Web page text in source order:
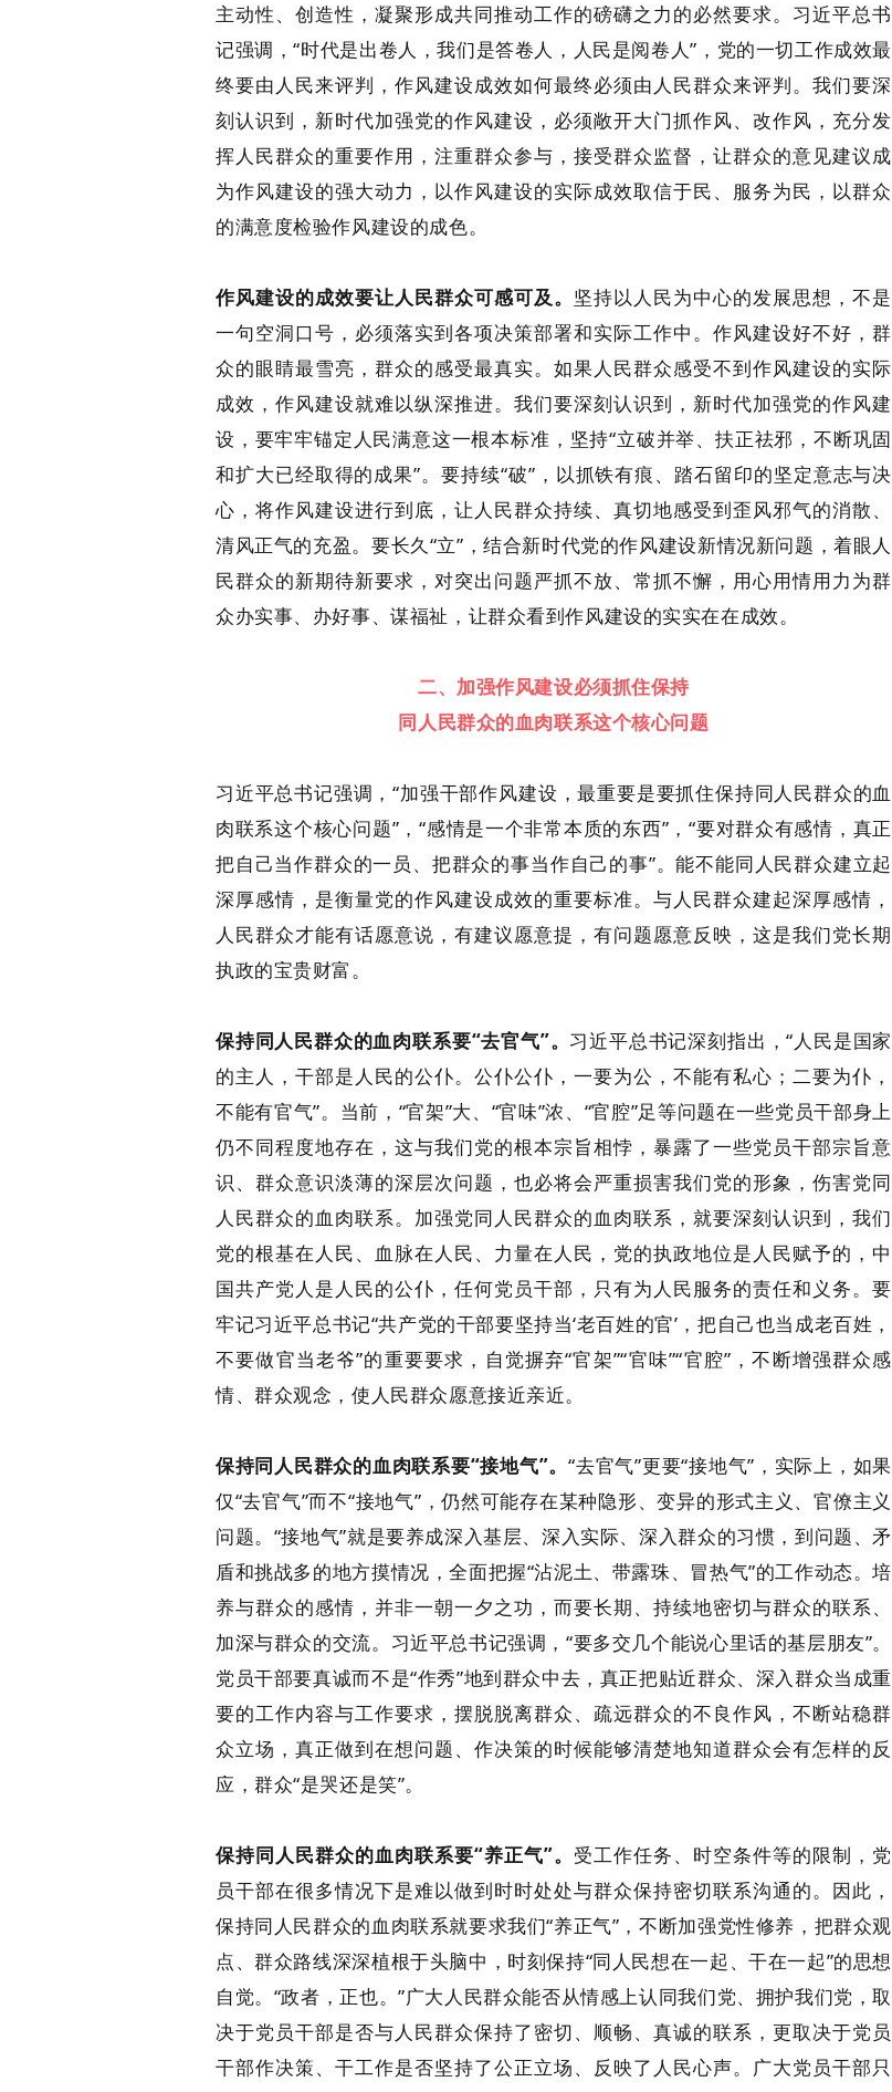
主动性、创造性，凝聚形成共同推动工作的磅礴之力的必然要求。习近平总书
记强调，“时代是出卷人，我们是答卷人，人民是阅卷人”，党的一切工作成效最
终要由人民来评判，作风建设成效如何最终必须由人民群众来评判。我们要深
刻认识到，新时代加强党的作风建设，必须敞开大门抓作风、改作风，充分发
挥人民群众的重要作用，注重群众参与，接受群众监督，让群众的意见建议成
为作风建设的强大动力，以作风建设的实际成效取信于民、服务为民，以群众
的满意度检验作风建设的成色。
作风建设的成效要让人民群众可感可及。 坚持以人民为中心的发展思想，不是
一句空洞口号，必须落实到各项决策部署和实际工作中。作风建设好不好，群
众的眼睛最雪亮，群众的感受最真实。如果人民群众感受不到作风建设的实际
成效，作风建设就难以纵深推进。我们要深刻认识到，新时代加强党的作风建
设，要牢牢锚定人民满意这一根本标准，坚持“立破并举、扶正祛邪，不断巩固
和扩大已经取得的成果”。要持续“破”，以抓铁有痕、踏石留印的坚定意志与决
心，将作风建设进行到底，让人民群众持续、真切地感受到歪风邪气的消散、
清风正气的充盈。要长久“立”，结合新时代党的作风建设新情况新问题，着眼人
民群众的新期待新要求，对突出问题严抓不放、常抓不懈，用心用情用力为群
众办实事、办好事、谋福祉，让群众看到作风建设的实实在在成效。
二、加强作风建设必须抓住保持
同人民群众的血肉联系这个核心问题
习近平总书记强调，“加强干部作风建设，最重要是要抓住保持同人民群众的血
肉联系这个核心问题”，“感情是一个非常本质的东西”，“要对群众有感情，真正
把自己当作群众的一员、把群众的事当作自己的事”。能不能同人民群众建立起
深厚感情，是衡量党的作风建设成效的重要标准。与人民群众建起深厚感情，
人民群众才能有话愿意说，有建议愿意提，有问题愿意反映，这是我们党长期
执政的宝贵财富。
保持同人民群众的血肉联系要“去官气”。 习近平总书记深刻指出，“人民是国家
的主人，干部是人民的公仆。公仆公仆，一要为公，不能有私心；二要为仆，
不能有官气”。当前，“官架”大、“官味”浓、“官腔”足等问题在一些党员干部身上
仍不同程度地存在，这与我们党的根本宗旨相悖，暴露了一些党员干部宗旨意
识、群众意识淡薄的深层次问题，也必将会严重损害我们党的形象，伤害党同
人民群众的血肉联系。加强党同人民群众的血肉联系，就要深刻认识到，我们
党的根基在人民、血脉在人民、力量在人民，党的执政地位是人民赋予的，中
国共产党人是人民的公仆，任何党员干部，只有为人民服务的责任和义务。要
牢记习近平总书记“共产党的干部要坚持当‘老百姓的官’，把自己也当成老百姓，
不要做官当老爷”的重要要求，自觉摒弃“官架”“官味”“官腔”，不断增强群众感
情、群众观念，使人民群众愿意接近亲近。
保持同人民群众的血肉联系要“接地气”。“去官气”更要“接地气”，实际上，如果
仅“去官气”而不“接地气”，仍然可能存在某种隐形、变异的形式主义、官僚主义
问题。“接地气”就是要养成深入基层、深入实际、深入群众的习惯，到问题、矛
盾和挑战多的地方摸情况，全面把握“沾泥土、带露珠、冒热气”的工作动态。培
养与群众的感情，并非一朝一夕之功，而要长期、持续地密切与群众的联系、
加深与群众的交流。习近平总书记强调，“要多交几个能说心里话的基层朋友”。
党员干部要真诚而不是“作秀”地到群众中去，真正把贴近群众、深入群众当成重
要的工作内容与工作要求，摆脱脱离群众、疏远群众的不良作风，不断站稳群
众立场，真正做到在想问题、作决策的时候能够清楚地知道群众会有怎样的反
应，群众“是哭还是笑”。
保持同人民群众的血肉联系要“养正气”。 受工作任务、时空条件等的限制，党
员干部在很多情况下是难以做到时时处处与群众保持密切联系沟通的。因此，
保持同人民群众的血肉联系就要求我们“养正气”，不断加强党性修养，把群众观
点、群众路线深深植根于头脑中，时刻保持“同人民想在一起、干在一起”的思想
自觉。“政者，正也。”广大人民群众能否从情感上认同我们党、拥护我们党，取
决于党员干部是否与人民群众保持了密切、顺畅、真诚的联系，更取决于党员
干部作决策、干工作是否坚持了公正立场、反映了人民心声。广大党员干部只